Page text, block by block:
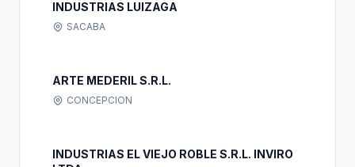
INDUSTRIAS LUIZAGA
SACABA
ARTE MEDERIL S.R.L.
CONCEPCION
INDUSTRIAS EL VIEJO ROBLE S.R.L. INVIRO